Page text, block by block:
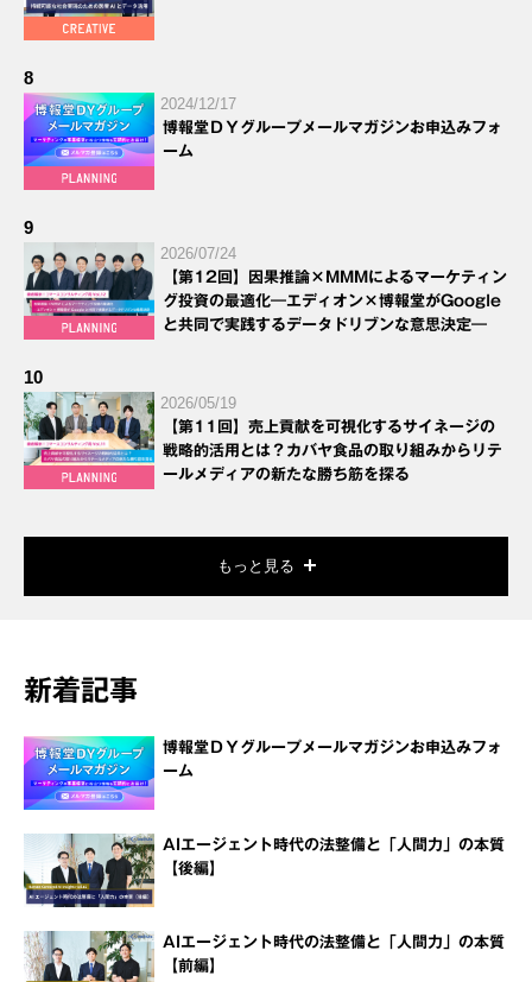
8
2024/12/17
博報堂ＤＹグループメールマガジンお申込みフォ
ーム
9
2026/07/24
【第12回】因果推論×MMMによるマーケティン
グ投資の最適化―エディオン×博報堂がGoogle
と共同で実践するデータドリブンな意思決定―
10
2026/05/19
【第11回】売上貢献を可視化するサイネージの
戦略的活用とは？カバヤ食品の取り組みからリテ
ールメディアの新たな勝ち筋を探る
もっと見る
新着記事
博報堂ＤＹグループメールマガジンお申込みフォ
ーム
AIエージェント時代の法整備と「人間力」の本質
【後編】
AIエージェント時代の法整備と「人間力」の本質
【前編】